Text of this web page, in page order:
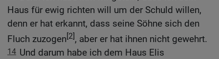
Haus für ewig richten will um der Schuld willen,
denn er hat erkannt, dass seine Söhne sich den
Fluch zuzogen[2], aber er hat ihnen nicht gewehrt.
14 Und darum habe ich dem Haus Elis